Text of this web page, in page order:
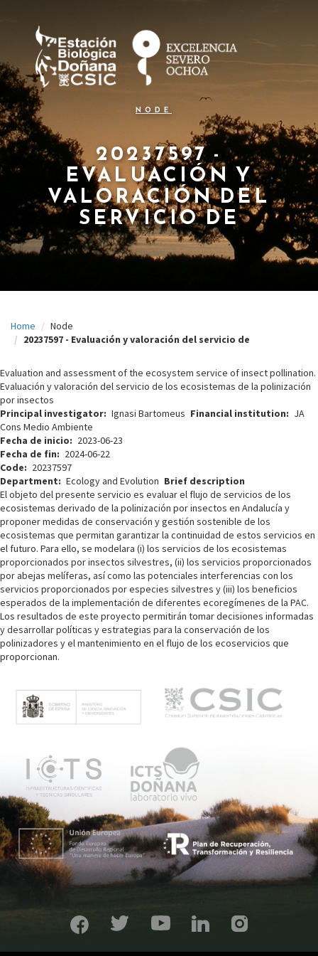
v
e
g
a
c
i
p
i
i
p
a
l
NODE
20237597 -
EVALUACIÓN Y
VALORACIÓN DEL
SERVICIO DE
Home
Node
20237597 - Evaluación y valoración del servicio de
Evaluation and assessment of the ecosystem service of insect pollination.
Evaluación y valoración del servicio de los ecosistemas de la polinización
por insectos
Principal investigator
Ignasi Bartomeus Financial institution
JA
Cons Medio Ambiente
Fecha de inicio
2023-06-23
Fecha de fin
2024-06-22
Code
20237597
Department
Ecology and Evolution Brief description
El objeto del presente servicio es evaluar el flujo de servicios de los
ecosistemas derivado de la polinización por insectos en Andalucía y
proponer medidas de conservación y gestión sostenible de los
ecosistemas que permitan garantizar la continuidad de estos servicios en
el futuro. Para ello, se modelara (i) los servicios de los ecosistemas
proporcionados por insectos silvestres, (ii) los servicios proporcionados
por abejas melíferas, así como las potenciales interferencias con los
servicios proporcionados por especies silvestres y (iii) los beneficios
esperados de la implementación de diferentes ecoregímenes de la PAC.
Los resultados de este proyecto permitirán tomar decisiones informadas
y desarrollar políticas y estrategias para la conservación de los
polinizadores y el mantenimiento en el flujo de los ecoservicios que
proporcionan.
e
n
ú
p
r
i
n
c
p
a